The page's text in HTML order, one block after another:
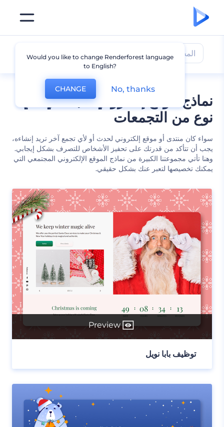
نماذج موقع إلكتروني مجتمعي لأي
نوع من التجمعات
سواء كان منتدى أو موقع إلكتروني لحدث أو لأي تجمع آخر تريد إنشاءه،
يجب أن تتأكد من قدرتك على تحفيز الأشخاص للتصرف بشكل إيجابي.
وهنا تأتي مجموعتنا الكبيرة من نماذج الموقع الإلكتروني المجتمعي التي
يمكنك تخصيصها لتعبر عنك بشكل حقيقي.
المجتمع
Preview
توظيف بابا نويل
Would you like to change Renderforest language
to English?
CHANGE No, thanks